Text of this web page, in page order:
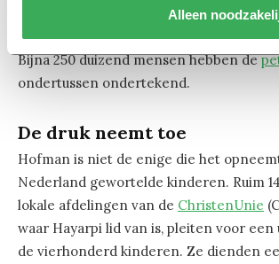
Alleen
de ongeveer 400 kinderen die hier
langer dan vijf jaar in Nederland
Bijna 250 duizend mensen hebben de
ondertussen ondertekend.
De druk neemt toe
Hofman is niet de enige die het
Nederland gewortelde kinderen. Ruim
lokale afdelingen van de ChristenUnie
waar Hayarpi lid van is, pleiten voor een
de vierhonderd kinderen. Ze dienden